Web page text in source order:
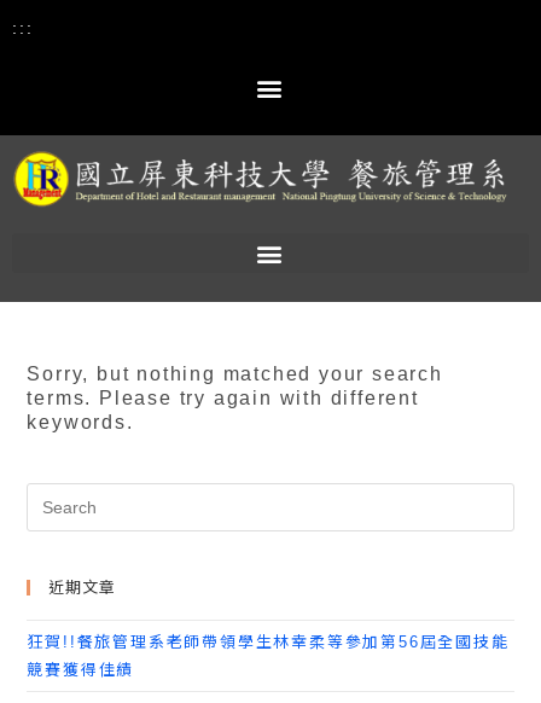
:::
Sorry, but nothing matched your search
terms. Please try again with different
keywords.
近期文章
狂賀!!餐旅管理系老師帶領學生林幸柔等參加第56屆全國技能
競賽獲得佳績